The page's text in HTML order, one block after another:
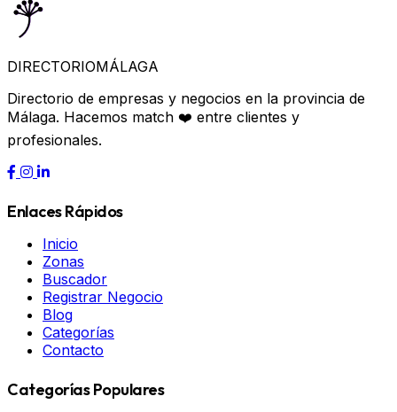
DIRECTORIOMÁLAGA
Directorio de empresas y negocios en la provincia de
Málaga. Hacemos match ❤️ entre clientes y
profesionales.
Enlaces Rápidos
Inicio
Zonas
Buscador
Registrar Negocio
Blog
Categorías
Contacto
Categorías Populares